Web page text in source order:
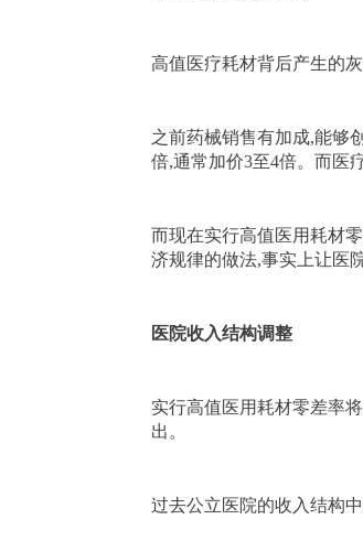
高值医疗耗材背后产生的
之前药械销售有加成,能够
倍,通常加价3至4倍。而医
而现在实行高值医用耗材
济规律的做法,事实上让医
医院收入结构调整
实行高值医用耗材零差率
出。
过去公立医院的收入结构